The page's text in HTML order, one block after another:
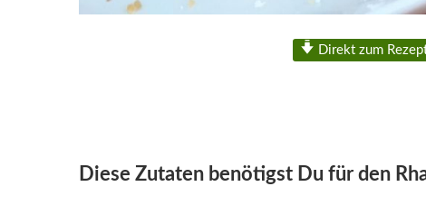
Direkt zum
Diese Zutaten benötigst Du für den